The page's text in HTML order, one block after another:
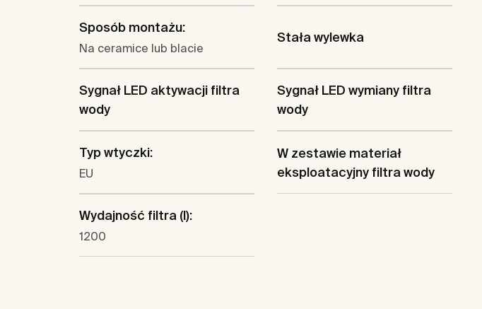
Sposób montażu:
Na ceramice lub blacie
Stała wylewka
Sygnał LED aktywacji filtra
wody
Sygnał LED wymiany filtra
wody
Typ wtyczki:
EU
W zestawie materiał
eksploatacyjny filtra wody
Wydajność filtra (l):
1200